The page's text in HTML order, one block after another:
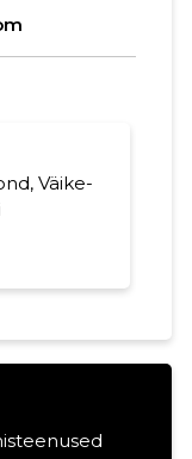
Väike-